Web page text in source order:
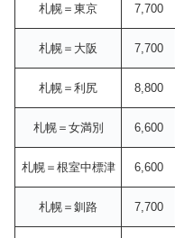
札幌＝東京 7,700
札幌＝大阪 7,700
札幌＝利尻 8,800
札幌＝女満別 6,600
札幌＝根室中標津 6,600
札幌＝釧路 7,700